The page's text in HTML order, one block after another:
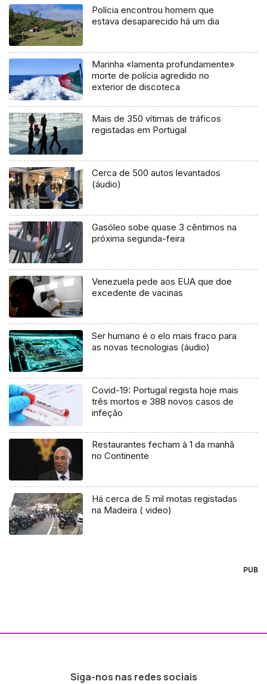
Polícia encontrou homem que
estava desaparecido há um dia
Marinha «lamenta profundamente»
morte de polícia agredido no
exterior de discoteca
Mais de 350 vítimas de tráficos
registadas em Portugal
Cerca de 500 autos levantados
(áudio)
Gasóleo sobe quase 3 cêntimos na
próxima segunda-feira
Venezuela pede aos EUA que doe
excedente de vacinas
Ser humano é o elo mais fraco para
as novas tecnologias (áudio)
Covid-19: Portugal regista hoje mais
três mortos e 388 novos casos de
infeção
Restaurantes fecham à 1 da manhã
no Continente
Há cerca de 5 mil motas registadas
na Madeira ( video)
PUB
Siga-nos nas redes sociais